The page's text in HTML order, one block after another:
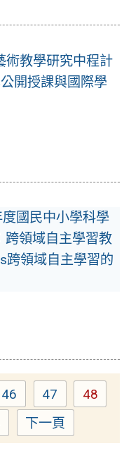
術教學研究中程計
開授課與國際學
國民中小學科學
領域自主學習教
跨領域自主學習的
Page
46 Page
47 Page
48
下一頁